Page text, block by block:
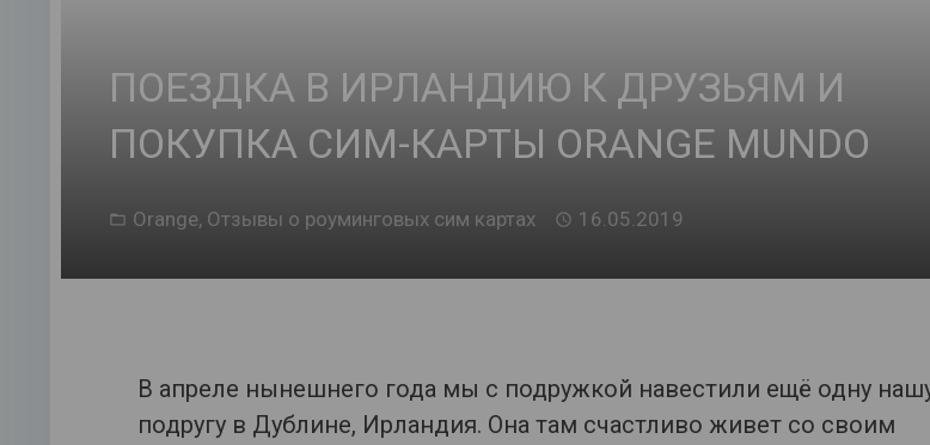
ПОЕЗДКА В ИРЛАНДИЮ К ДРУЗЬЯМ И
ПОКУПКА СИМ-КАРТЫ ORANGE MUNDO
Orange, Отзывы о роуминговых сим картах 16.05.2019
В апреле нынешнего года мы с подружкой навестили ещё одну
подругу в Дублине, Ирландия. Она там счастливо живет со своим